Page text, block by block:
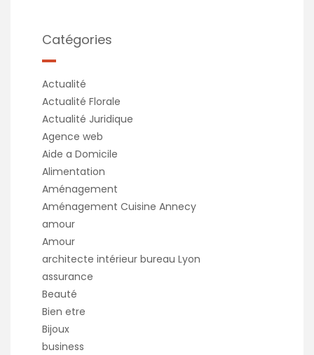
Catégories
Actualité
Actualité Florale
Actualité Juridique
Agence web
Aide a Domicile
Alimentation
Aménagement
Aménagement Cuisine Annecy
amour
Amour
architecte intérieur bureau Lyon
assurance
Beauté
Bien etre
Bijoux
business